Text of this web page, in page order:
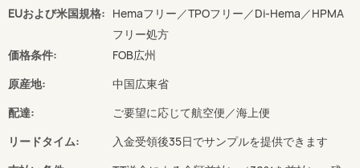
EUおよび米国規格: Hemaフリー／TPOフリー／Di-Hema／HPMA
フリー処方
価格条件:
FOB広州
原産地:
中国広東省
配達:
ご要望に応じて航空便／海上便
リードタイム:
入金受領後35日でサンプルを提供できます